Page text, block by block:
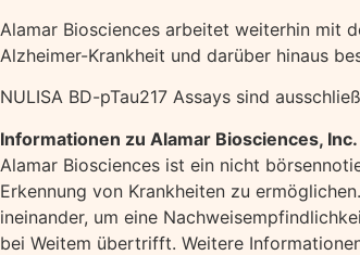
Alamar Biosciences arbeitet weiterhin mit
Alzheimer-Krankheit und darüber hinaus
NULISA BD-pTau217 Assays sind
Informationen zu Alamar Biosciences, Inc.
Alamar Biosciences ist ein nicht
Erkennung von Krankheiten zu
ineinander, um eine
bei Weitem übertrifft. Weitere